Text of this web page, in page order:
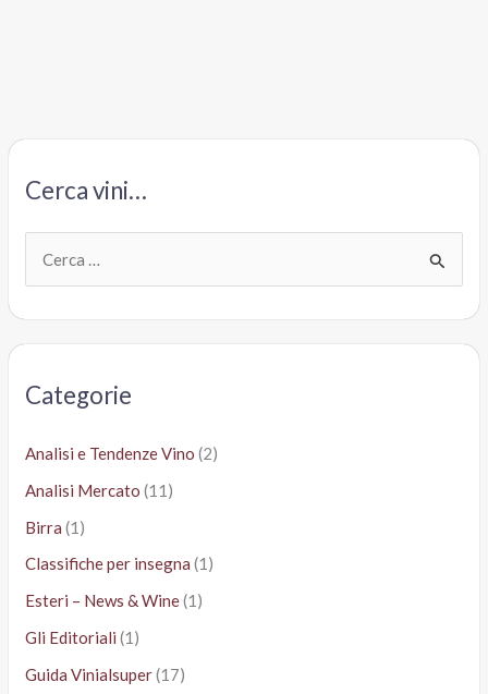
Cerca vini…
Categorie
Analisi e Tendenze Vino (2)
Analisi Mercato (11)
Birra (1)
Classifiche per insegna (1)
Esteri – News & Wine(1)
Gli Editoriali (1)
Guida Vinialsuper(17)